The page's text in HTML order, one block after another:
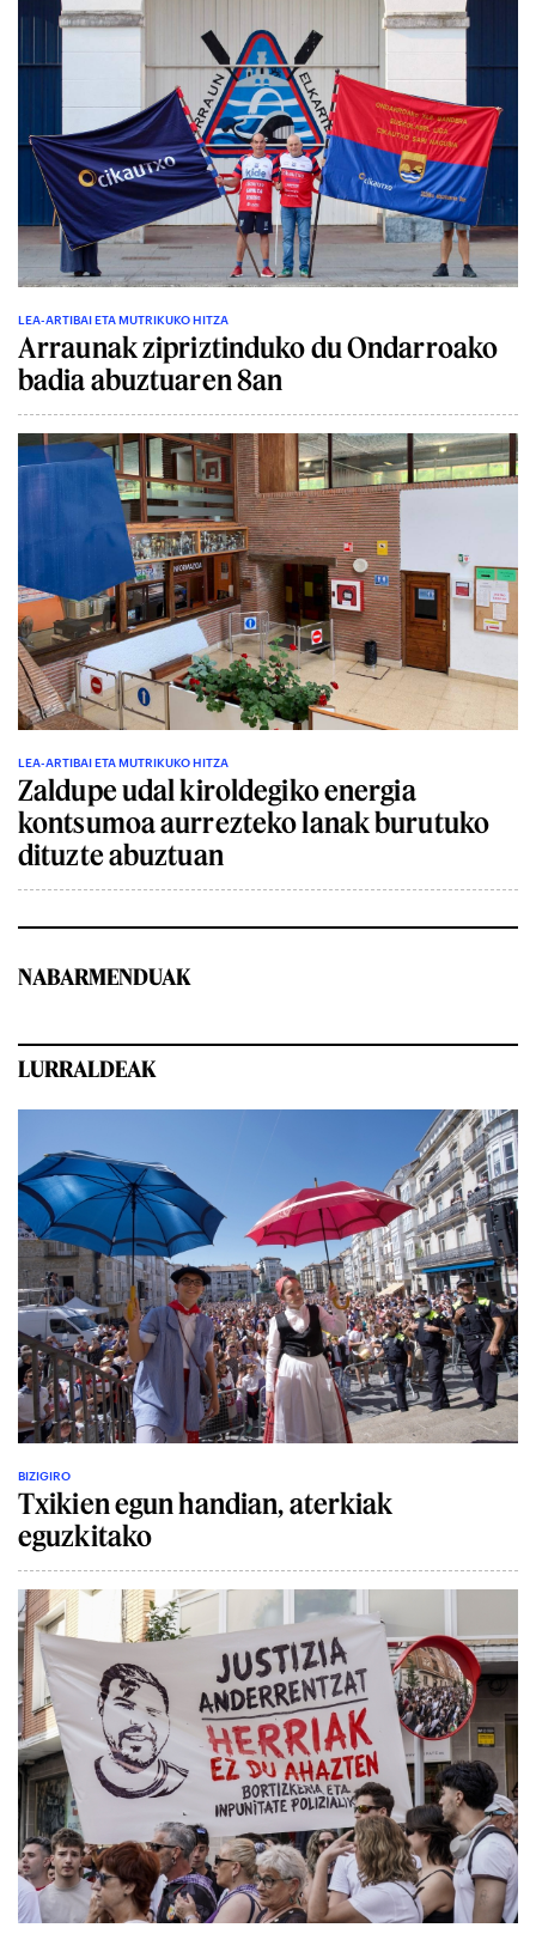
LEA-ARTIBAI ETA MUTRIKUKO HITZA
Arraunak zipriztinduko du Ondarroako
badia abuztuaren 8an
LEA-ARTIBAI ETA MUTRIKUKO HITZA
Zaldupe udal kiroldegiko energia
kontsumoa aurrezteko lanak burutuko
dituzte abuztuan
NABARMENDUAK
LURRALDEAK
BIZIGIRO
Txikien egun handian, aterkiak
eguzkitako